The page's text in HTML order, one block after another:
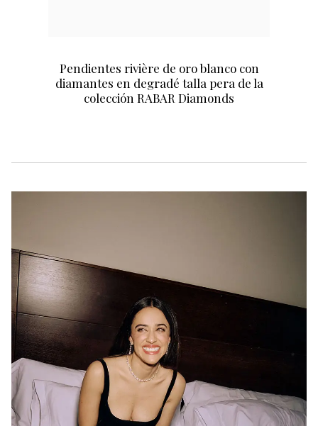
Pendientes rivière de oro blanco con
diamantes en degradé talla pera de la
colección RABAR Diamonds